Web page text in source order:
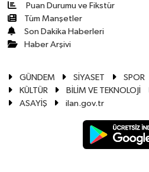
Puan Durumu ve Fikstür
Tüm Manşetler
Son Dakika Haberleri
Haber Arşivi
GÜNDEM SİYASET SPOR
KÜLTÜR
BİLİM VE TEKNOLOJİ
ASAYİŞ
ilan.gov.tr